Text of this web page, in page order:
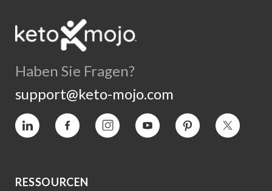
Haben Sie Fragen?
support@keto-mojo.com
Vimeo Facebook InstagramYouTube InteresseTwitter
RESSOURCEN